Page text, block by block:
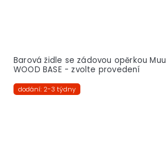
Barová židle se zádovou opěrkou
WOOD BASE - zvolte provedení
dodání: 2-3 týdny